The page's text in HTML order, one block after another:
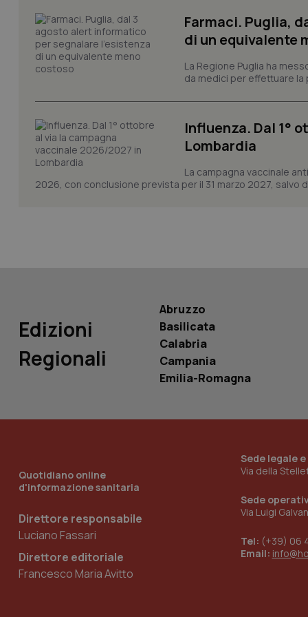
Farmaci. Puglia,
di un equivalente
La Regione Puglia ha
da medici per effettuare la
Influenza. Dal 1°
Lombardia
La campagna vaccinale
2026, con conclusione prevista per il 31 marzo 2027, salvo
Edizioni
Regionali
Abruzzo
Basilicata
Calabria
Campania
Emilia-Romagna
Quotidiano online
d'informazione sanitaria
Direttore responsabile
Luciano Fassari
Direttore editoriale
Francesco Maria Avitto
Sede legale
Via della
Sede
Via Luigi
Tel: (+39) 06
Email:
tracking-sites-
_ga
_ga_0VMQEQKQ1N
__Secure-YNID